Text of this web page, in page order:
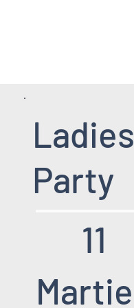
Ladies
Party
11
Martie